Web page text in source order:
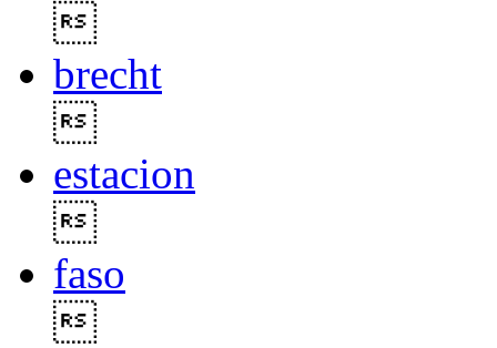
brecht
estacion
faso